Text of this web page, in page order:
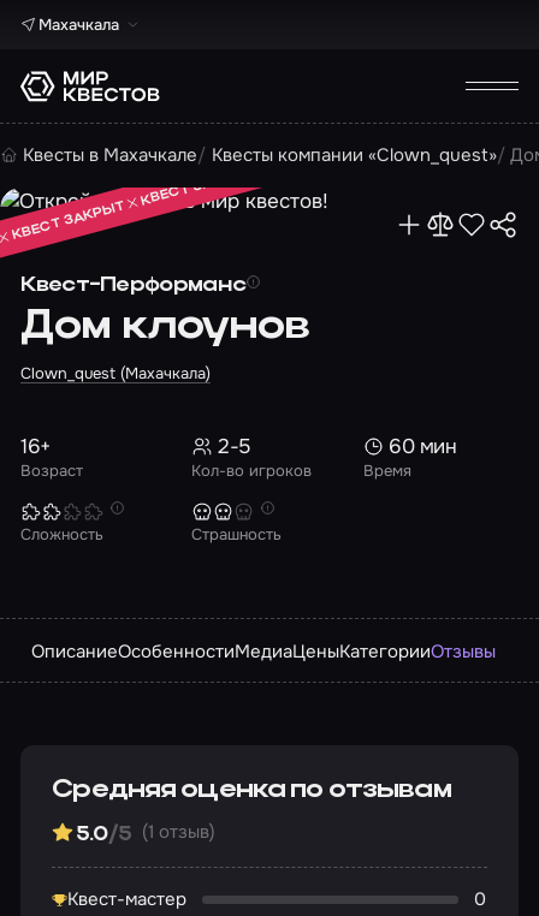
Махачкала
Квесты в Махачкале Квесты компании «Clown_quest»
Квест-Перформанс
Дом клоунов
Clown_quest (Махачкала)
КВЕСТ ЗАКРЫТ
КВЕСТ ЗАКРЫТ
КВЕСТ ЗАКРЫТ
Возраст
16+
Кол-во игроков
2-5
Время
60 мин
Сложность Страшность
ОписаниеОсобенностиМедиаЦеныКатегорииОтзывы
Средняя оценка по отзывам
5.0/5 (1 отзыв)
Квест-мастер
0